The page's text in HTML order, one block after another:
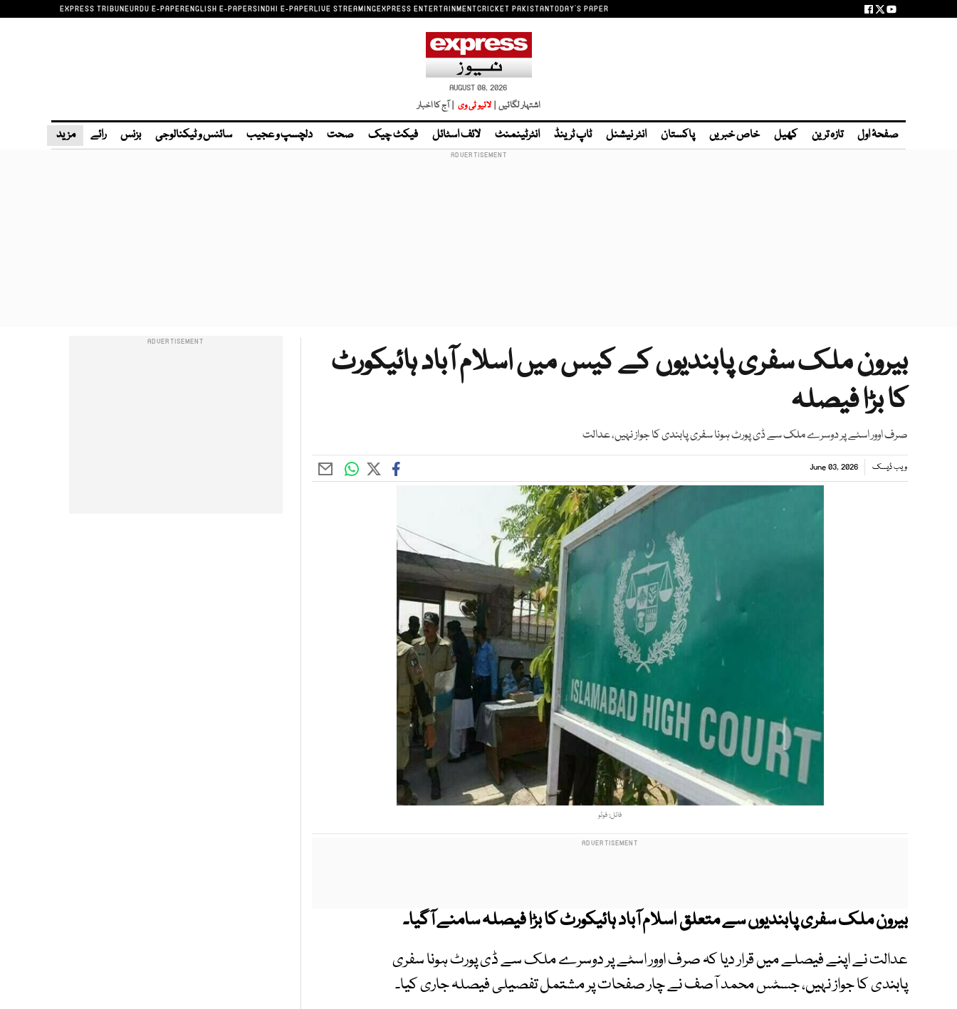
EXPRESS TRIBUNEURDU E-PAPERENGLISH E-PAPERSINDHI E-PAPERLIVE STREAMINGEXPRESS ENTERTAINMENTCRICKET PAKISTANTODAY'S PAPER
AUGUST 08, 2026
اشتہار لگائیں | لائیو ٹی وی | آج کا اخبار
صفحۂ اول تازہ ترین کھیل خاص خبریں پاکستان انٹر نیشنل ٹاپ ٹرینڈ انٹرٹینمنٹ لائف اسٹائل فیکٹ چیک صحت دلچسپ و عجیب سائنس و ٹیکنالوجی بزنس رائے مزید
بیرون ملک سفری پابندیوں کے کیس میں اسلام آباد ہائیکورٹ
کا بڑا فیصلہ
صرف اوور اسٹے پر دوسرے ملک سے ڈی پورٹ ہونا سفری پابندی کا جواز نہیں، عدالت
ویب ڈیسک June 03, 2026
فائل: فوٹو
بیرون ملک سفری پابندیوں سے متعلق اسلام آباد ہائیکورٹ کا بڑا فیصلہ سامنے آگیا۔
عدالت نے اپنے فیصلے میں قرار دیا کہ صرف اوور اسٹے پر دوسرے ملک سے ڈی پورٹ ہونا سفری
پابندی کا جواز نہیں، جسٹس محمد آصف نے چار صفحات پر مشتمل تفصیلی فیصلہ جاری کیا۔